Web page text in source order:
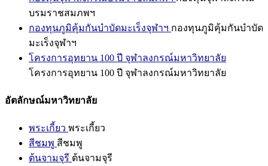
บรมราชสมภพฯ
กองทุนภูมิคุ้มกันบำบัดมะเร็งจุฬาฯ กองทุนภูมิคุ้มกันบำบัด
มะเร็งจุฬาฯ
โครงการอุทยาน 100 ปี จุฬาลงกรณ์มหาวิทยาลัย
โครงการอุทยาน 100 ปี จุฬาลงกรณ์มหาวิทยาลัย
อัตลักษณ์มหาวิทยาลัย
พระเกี้ยว พระเกี้ยว
สีชมพู สีชมพู
ต้นจามจุรี ต้นจามจุรี